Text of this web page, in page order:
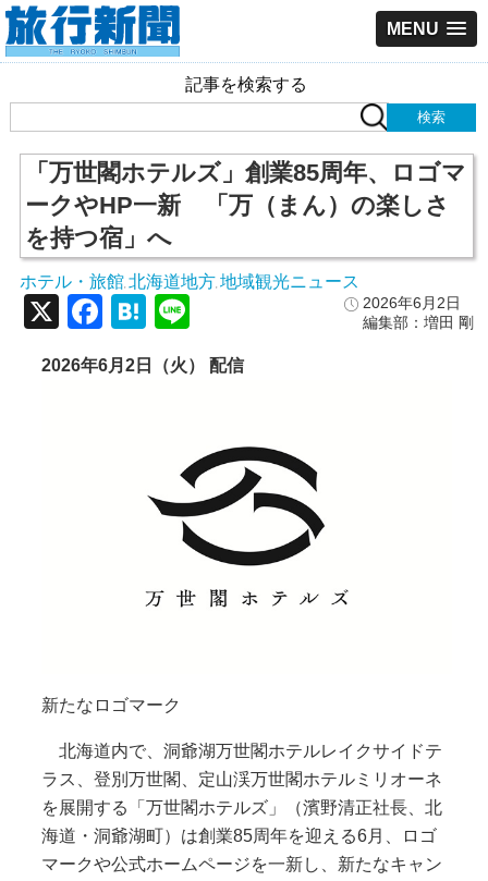
MENU
記事を検索する
「万世閣ホテルズ」創業85周年、ロゴマ
ークやHP一新 「万（まん）の楽しさ
を持つ宿」へ
ホテル・旅館 北海道地方 地域観光ニュース
2026年6月2日
編集部：増田 剛
X Facebook
Hatena
2026年6月2日（火） 配信
新たなロゴマーク
北海道内で、洞爺湖万世閣ホテルレイクサイドテ
ラス、登別万世閣、定山渓万世閣ホテルミリオーネ
を展開する「万世閣ホテルズ」（濱野清正社長、北
海道・洞爺湖町）は創業85周年を迎える6月、ロゴ
マークや公式ホームページを一新し、新たなキャン